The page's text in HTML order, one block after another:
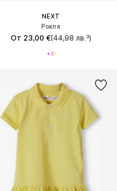
NEXT
Рокля
От 23,00 €(44,98 лв.³)